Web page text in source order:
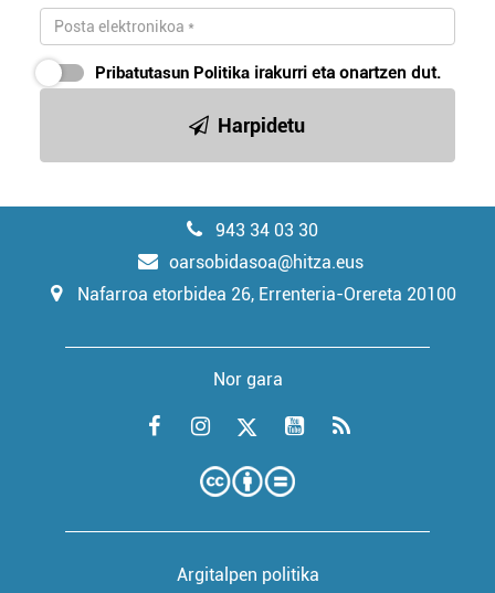
Pribatutasun Politika irakurri eta onartzen dut.
Harpidetu
943 34 03 30
oarsobidasoa@hitza.eus
Nafarroa etorbidea 26, Errenteria-Orereta 20100
Nor gara
Argitalpen politika